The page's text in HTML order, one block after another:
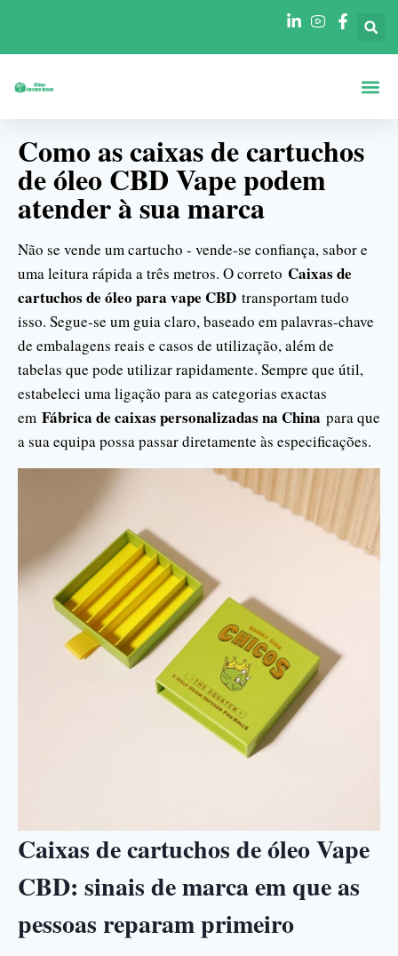
Como as caixas de cartuchos
de óleo CBD Vape podem
atender à sua marca
Não se vende um cartucho - vende-se confiança, sabor e
uma leitura rápida a três metros. O correto Caixas de
cartuchos de óleo para vape CBD transportam tudo
isso. Segue-se um guia claro, baseado em palavras-chave
de embalagens reais e casos de utilização, além de
tabelas que pode utilizar rapidamente. Sempre que útil,
estabeleci uma ligação para as categorias exactas
em Fábrica de caixas personalizadas na China para que
a sua equipa possa passar diretamente às especificações.
Caixas de cartuchos de óleo Vape
CBD: sinais de marca em que as
pessoas reparam primeiro